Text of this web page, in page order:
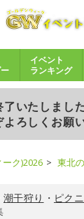
イベント
ランキング
いたしまし
よろしくお願
ク)2026 東北
潮干狩り ・ ピク